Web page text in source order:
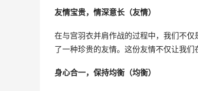
友情宝贵，情深意长（友情）
在与宫羽衣并肩作战的过程中，我们不
了一种珍贵的友情。这份友情不仅让我们
身心合一，保持均衡（均衡）